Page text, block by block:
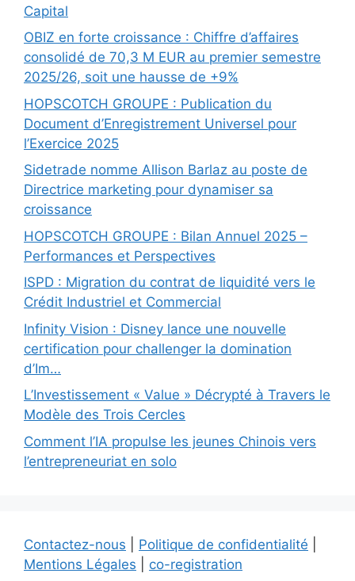
Capital
OBIZ en forte croissance : Chiffre d’affaires
consolidé de 70,3 M EUR au premier semestre
2025/26, soit une hausse de +9%
HOPSCOTCH GROUPE : Publication du
Document d’Enregistrement Universel pour
l’Exercice 2025
Sidetrade nomme Allison Barlaz au poste de
Directrice marketing pour dynamiser sa
croissance
HOPSCOTCH GROUPE : Bilan Annuel 2025 –
Performances et Perspectives
ISPD : Migration du contrat de liquidité vers le
Crédit Industriel et Commercial
Infinity Vision : Disney lance une nouvelle
certification pour challenger la domination
d’Im…
L’Investissement « Value » Décrypté à Travers le
Modèle des Trois Cercles
Comment l’IA propulse les jeunes Chinois vers
l’entrepreneuriat en solo
Contactez-nous Politique de confidentialité
Mentions Légales
co-registration